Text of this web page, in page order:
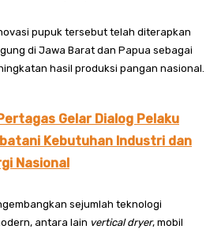
pupuk tersebut telah diterapkan
di Jawa Barat dan Papua sebagai
hasil produksi pangan nasional.
Gelar Dialog Pelaku
Kebutuhan Industri dan
Nasional
sejumlah teknologi
antara lain vertical dryer, mobil